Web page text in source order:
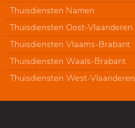
Thuisdiensten Namen
Thuisdiensten Oost-Vlaanderen
Thuisdiensten Vlaams-Brabant
Thuisdiensten Waals-Brabant
Thuisdiensten West-Vlaanderen